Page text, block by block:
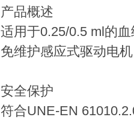
产品概述
适用于0.25/0.5 ml的
免维护感应式驱动电机
安全保护
符合UNE-EN